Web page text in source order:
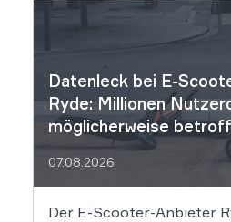
Datenleck bei E-
Ryde: Millionen
möglicherweise
07.08.2026
Der E-Scooter-Anbieter